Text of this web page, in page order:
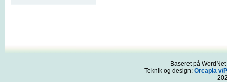
Baseret på
Teknik og design: Orcapia v/